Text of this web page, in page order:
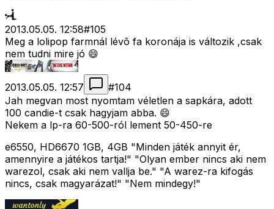
2013.05.05. 12:58#105
Meg a lolipop farmnál lévõ fa koronája is változik ,csak
nem tudni mire jó 😄
2013.05.05. 12:57 #104
Jah megvan most nyomtam véletlen a sapkára, adott
100 candie-t csak hagyjam abba. 😄
Nekem a lp-ra 60-500-ról lement 50-450-re
e6550, HD6670 1GB, 4GB "Minden játék annyit ér,
amennyire a játékos tartja!" "Olyan ember nincs aki nem
warezol, csak aki nem vallja be." "A warez-ra kifogás
nincs, csak magyarázat!" "Nem mindegy!"